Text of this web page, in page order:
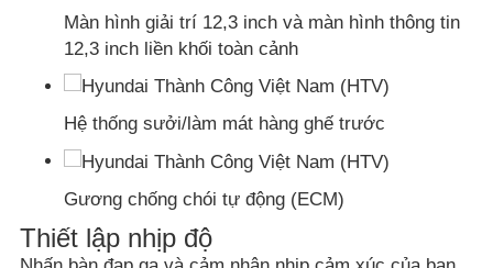
Màn hình giải trí 12,3 inch và màn hình thông tin
12,3 inch liền khối toàn cảnh
Hệ thống sưởi/làm mát hàng ghế trước
Gương chống chói tự động (ECM)
Thiết lập nhịp độ